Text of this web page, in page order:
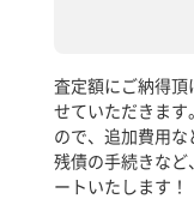
査定額にご納得
せていただきま
ので、追加費用
残債の手続きな
ートいたします！